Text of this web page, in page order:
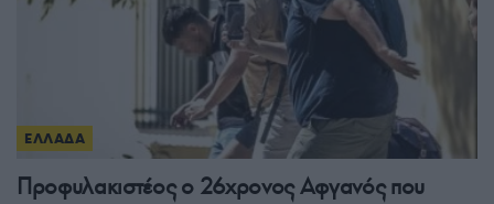
ΕΛΛΑΔΑ
Προφυλακιστέος ο 26χρονος Αφγανός που